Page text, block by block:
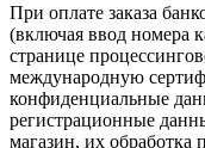
При оплате заказа
(включая ввод номера
странице
международную
конфиденциальные
регистрационные
магазин, их